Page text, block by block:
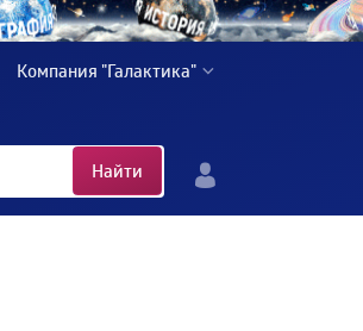
Компания "Галактика"
Найти